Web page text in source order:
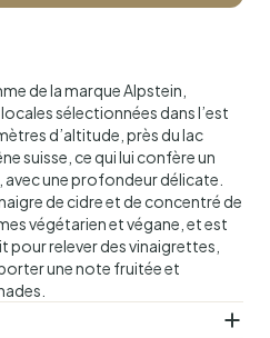
de la marque Alpstein,
sélectionnées dans l’est
d’altitude, près du lac
suisse, ce qui lui confère un
une profondeur délicate.
de cidre et de concentré de
végétarien et végane, et est
pour relever des vinaigrettes,
une note fruitée et